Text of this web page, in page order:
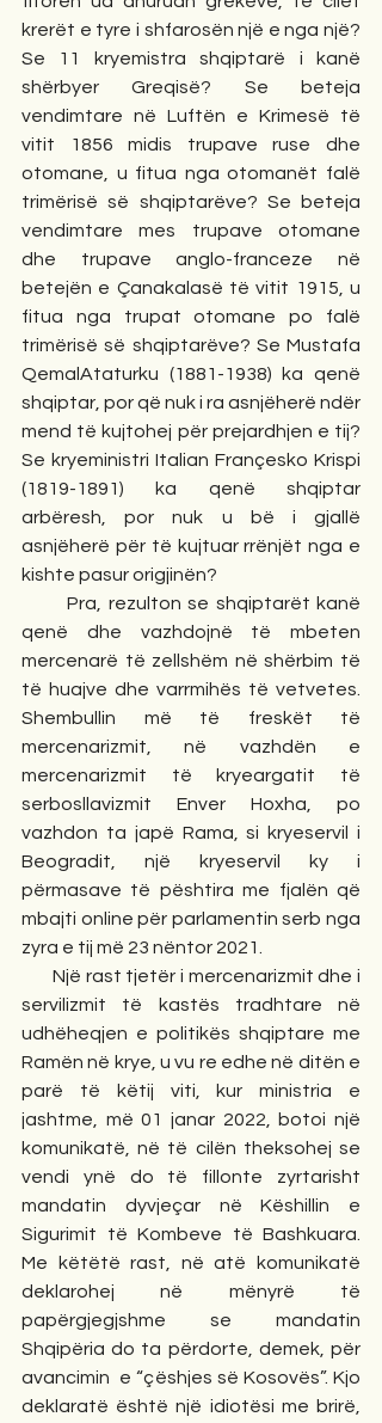
krerët e tyre i shfarosën një e nga një?
Se 11 kryemistra shqiptarë i kanë
shërbyer Greqisë? Se beteja
vendimtare në Luftën e Krimesë të
vitit 1856 midis trupave ruse dhe
otomane, u fitua nga otomanët falë
trimërisë së shqiptarëve? Se beteja
vendimtare mes trupave otomane
dhe trupave anglo-franceze në
betejën e Çanakalasë të vitit 1915, u
fitua nga trupat otomane po falë
trimërisë së shqiptarëve? Se Mustafa
QemalAtaturku (1881-1938) ka qenë
shqiptar, por që nuk i ra asnjëherë ndër
mend të kujtohej për prejardhjen e tij?
Se kryeministri Italian Françesko Krispi
(1819-1891) ka qenë shqiptar
arbëresh, por nuk u bë i gjallë
asnjëherë për të kujtuar rrënjët nga e
kishte pasur origjinën?
       Pra, rezulton se shqiptarët kanë
qenë dhe vazhdojnë të mbeten
mercenarë të zellshëm në shërbim të
të huajve dhe varrmihës të vetvetes.
Shembullin më të freskët të
mercenarizmit, në vazhdën e
mercenarizmit të kryeargatit të
serbosllavizmit Enver Hoxha, po
vazhdon ta japë Rama, si kryeservil i
Beogradit, një kryeservil ky i
përmasave të pështira me fjalën që
mbajti online për parlamentin serb nga
zyra e tij më 23 nëntor 2021.
servilizmit të kastës tradhtare në
udhëheqjen e politikës shqiptare me
Ramën në krye, u vu re edhe në ditën e
parë të këtij viti, kur ministria e
jashtme, më 01 janar 2022, botoi një
komunikatë, në të cilën theksohej se
vendi ynë do të fillonte zyrtarisht
mandatin dyvjeçar në Këshillin e
Sigurimit të Kombeve të Bashkuara.
Me këtëtë rast, në atë komunikatë
deklarohej në mënyrë të
papërgjegjshme se mandatin
Shqipëria do ta përdorte, demek, për
avancimin  e “çëshjes së Kosovës”. Kjo
deklaratë është një idiotësi me brirë,